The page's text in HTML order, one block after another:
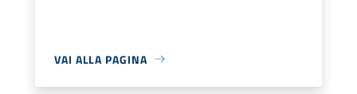
VAI ALLA PAGINA